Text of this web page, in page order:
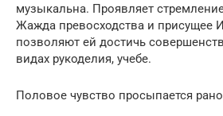
музыкальна. Проявляет
Жажда превосходства и присущее
позволяют ей достичь
видах рукоделия, учебе.
Половое чувство просыпается рано